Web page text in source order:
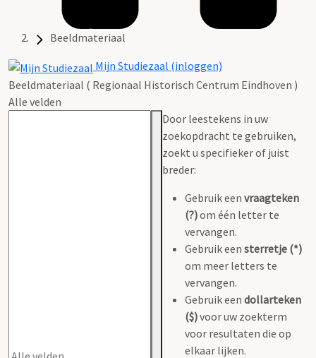
Beeldmateriaal
Mijn Studiezaal (inloggen)
Beeldmateriaal ( Regionaal Historisch Centrum Eindhoven )
Alle velden
Door leestekens in uw
zoekopdracht te gebruiken,
zoekt u specifieker of juist
breder:
Gebruik een vraagteken
(?)om één letter te
vervangen.
Gebruik een sterretje (*)
om meer letters te
vervangen.
Gebruik een dollarteken
($)voor uw zoekterm
voor resultaten die op
elkaar lijken.